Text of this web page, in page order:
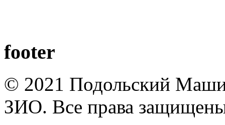
footer
© 2021 Подольский
ЗИО. Все права